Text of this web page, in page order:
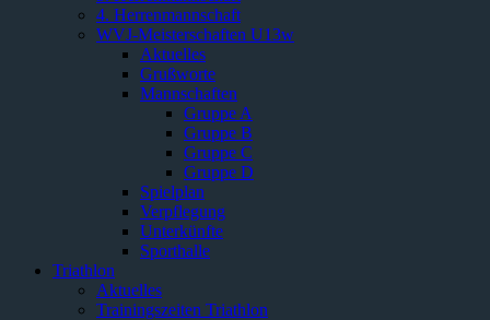
4. Herrenmannschaft
WVJ-Meisterschaften U13w
Aktuelles
Grußworte
Mannschaften
Gruppe A
Gruppe B
Gruppe C
Gruppe D
Spielplan
Verpflegung
Unterkünfte
Sporthalle
Triathlon
Aktuelles
Trainingszeiten Triathlon